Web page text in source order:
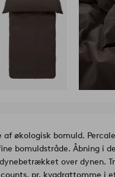
økologisk bomuld.
bomuldstråde. Åbning i
over dynen.
pr. kvadrattomme i